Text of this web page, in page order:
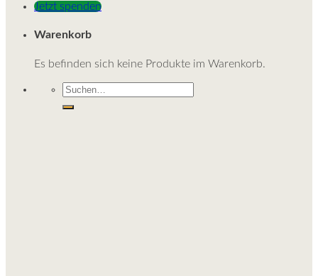
Jetzt spenden
Warenkorb
Es befinden sich keine Produkte im Warenkorb.
Suche
nach: